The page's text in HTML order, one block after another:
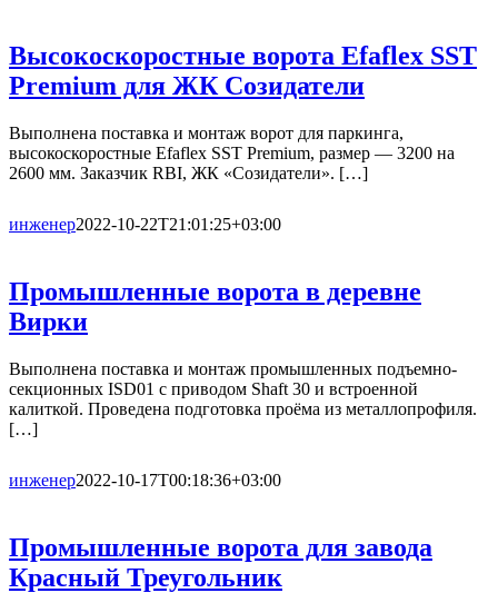
Высокоскоростные ворота Efaflex SST
Premium для ЖК Созидатели
Выполнена поставка и монтаж ворот для паркинга,
высокоскоростные Efaflex SST Premium, размер — 3200 на
2600 мм. Заказчик RBI, ЖК «Созидатели». […]
инженер2022-10-22T21:01:25+03:00
Промышленные ворота в деревне
Вирки
Выполнена поставка и монтаж промышленных подъемно-
секционных ISD01 с приводом Shaft 30 и встроенной
калиткой. Проведена подготовка проёма из металлопрофиля.
[…]
инженер2022-10-17T00:18:36+03:00
Промышленные ворота для завода
Красный Треугольник